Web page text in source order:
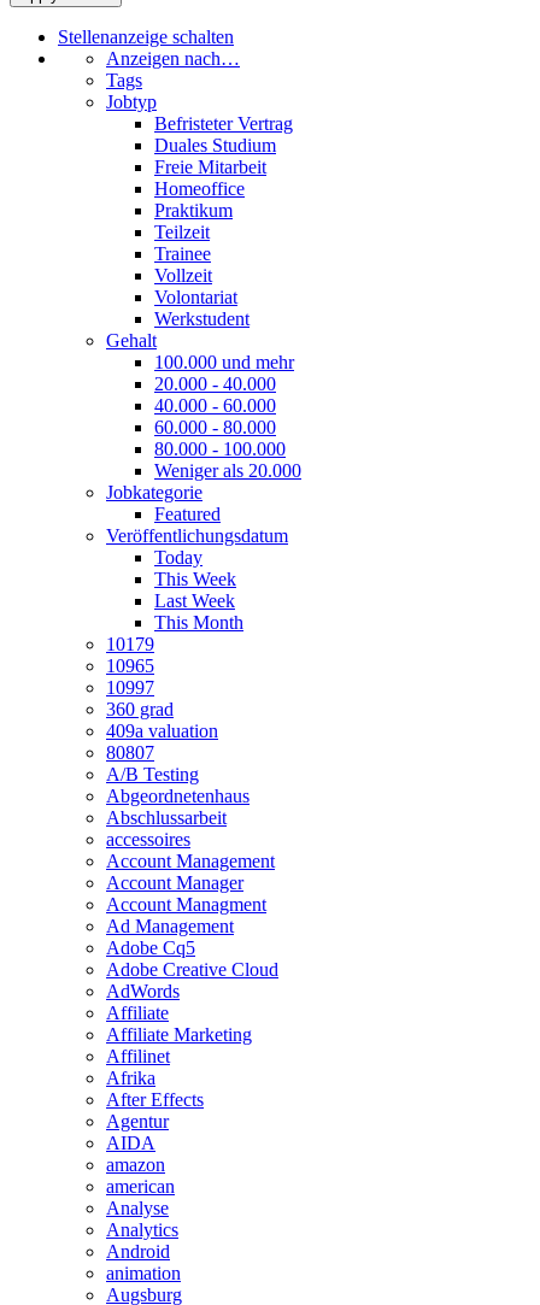
Stellenanzeige schalten
Anzeigen nach…
Tags
Jobtyp
Befristeter Vertrag
Duales Studium
Freie Mitarbeit
Homeoffice
Praktikum
Teilzeit
Trainee
Vollzeit
Volontariat
Werkstudent
Gehalt
100.000 und mehr
20.000 - 40.000
40.000 - 60.000
60.000 - 80.000
80.000 - 100.000
Weniger als 20.000
Jobkategorie
Featured
Veröffentlichungsdatum
Today
This Week
Last Week
This Month
10179
10965
10997
360 grad
409a valuation
80807
A/B Testing
Abgeordnetenhaus
Abschlussarbeit
accessoires
Account Management
Account Manager
Account Managment
Ad Management
Adobe Cq5
Adobe Creative Cloud
AdWords
Affiliate
Affiliate Marketing
Affilinet
Afrika
After Effects
Agentur
AIDA
amazon
american
Analyse
Analytics
Android
animation
Augsburg